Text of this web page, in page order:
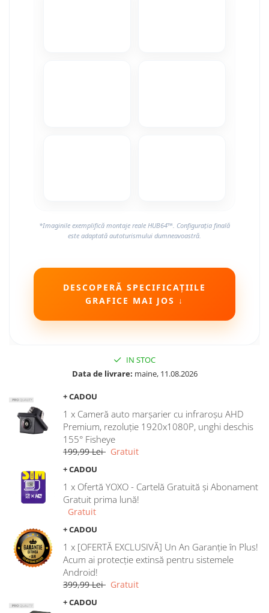
*Imaginile exemplifică montaje reale HUB64™. Configurația finală
este adaptată autoturismului dumneavoastră.
DESCOPERĂ SPECIFICAȚIILE
GRAFICE MAI JOS ↓
IN STOC
Data de livrare: maine, 11.08.2026
+ CADOU
1 x Cameră auto marșarier cu infraroșu AHD
Premium, rezoluție 1920x1080P, unghi deschis
155° Fisheye
199,99 Lei Gratuit
+ CADOU
1 x Ofertă YOXO - Cartelă Gratuită și Abonament
Gratuit prima lună!
Gratuit
+ CADOU
1 x [OFERTĂ EXCLUSIVĂ] Un An Garanție în Plus!
Acum ai protecție extinsă pentru sistemele
Android!
399,99 Lei Gratuit
+ CADOU